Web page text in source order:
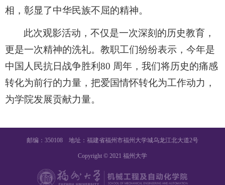
相，彰显了中华民族不屈的精神。
此次观影活动，不仅是一次深刻的历史教育，
更是一次精神的洗礼。教职工们纷纷表示，今年是
中国人民抗日战争胜利80 周年，我们将历史的痛感
转化为前行的力量，把爱国情怀转化为工作动力，
为学院发展贡献力量。
邮编：350108 地址：福建省福州市福州大学城乌龙江北大道2号
Copyright © 2021 福州大学